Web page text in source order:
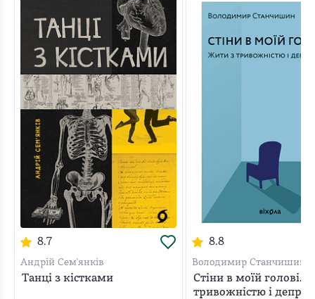
8.7
Андрій Сем'янків
Танці з кістками
8.8
Володимир Станчишин
Стіни в моїй голові.
тривожністю і